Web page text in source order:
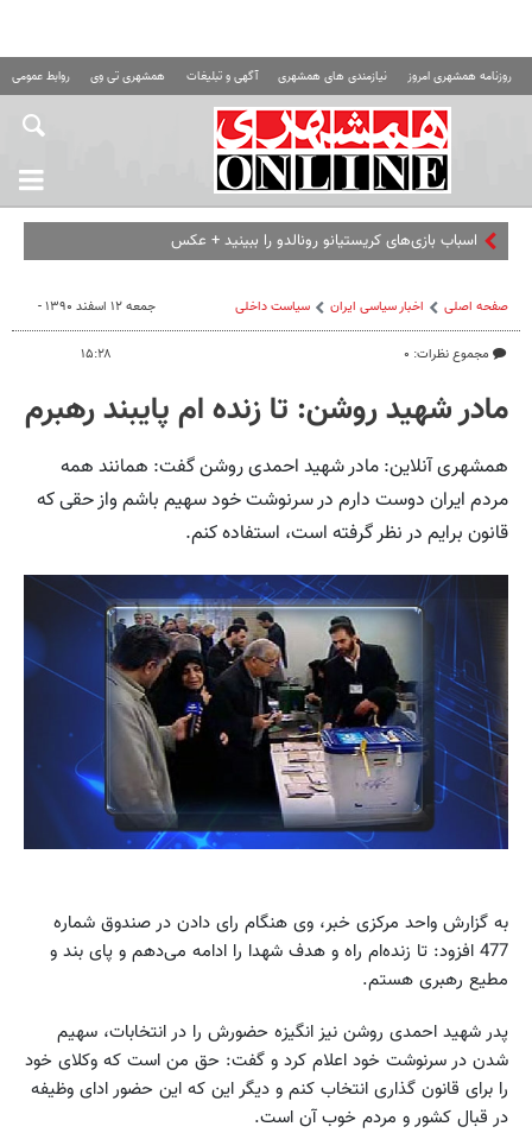
روزنامه همشهری امروز نیازمندی های همشهری آگهی و تبلیغات همشهری تی وی روابط عمومی
اسباب‌ بازی‌های کریستیانو رونالدو را ببینید + عکس
صفحه اصلی اخبار سیاسی ایران سیاست داخلی
مجموع نظرات: ۰
جمعه ۱۲ اسفند ۱۳۹۰ -
۱۵:۲۸
مادر شهید روشن: تا زنده ام پایبند رهبرم
همشهری آنلاین: مادر شهید احمدی روشن گفت: همانند همه
مردم ایران دوست دارم در سرنوشت خود سهیم باشم واز حقی که
قانون برایم در نظر گرفته است، استفاده کنم.
به گزارش واحد مرکزی خبر، وی هنگام رای دادن در صندوق شماره
477 افزود: تا زنده‌ام راه و هدف شهدا را ادامه می‌دهم و پای بند و
مطیع رهبری هستم.
پدر شهید احمدی روشن نیز انگیزه حضورش را در انتخابات، سهیم
شدن در سرنوشت خود اعلام کرد و گفت: حق من است که وکلای خود
را برای قانون گذاری انتخاب کنم و دیگر این که این حضور ادای وظیفه
در قبال کشور و مردم خوب آن است.